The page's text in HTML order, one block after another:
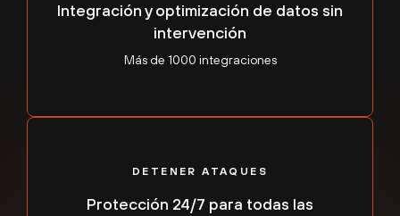
LA RESPUESTA ABRUMÓ A LOS EQUIPOS
internos colapsan. La capacidad de respuesta
investigación y la resolución, lo que convierte los
Integración y optimización de datos sin
intervención
Más de 1000 integraciones
DETENER ATAQUES
Protección 24/7 para todas las